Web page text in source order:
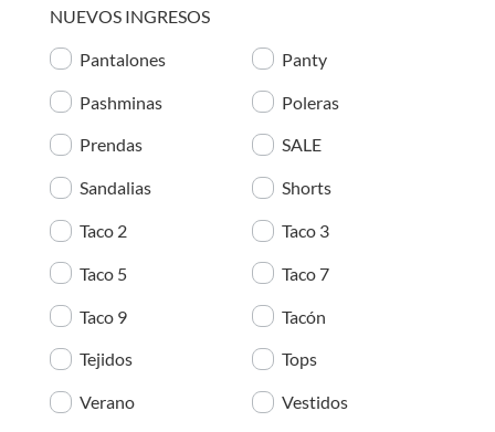
NUEVOS INGRESOS
Pantalones Panty
Pashminas Poleras
Prendas SALE
Sandalias Shorts
Taco 2 Taco 3
Taco 5 Taco 7
Taco 9 Tacón
Tejidos Tops
Verano Vestidos